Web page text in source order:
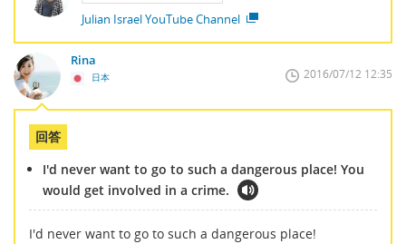
Julian Israel YouTube Channel
Rina
日本 2016/07/12 12:35
回答
I'd never want to go to such a dangerous place! You
would get involved in a crime.
I'd never want to go to such a dangerous place!